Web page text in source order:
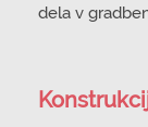
dela v